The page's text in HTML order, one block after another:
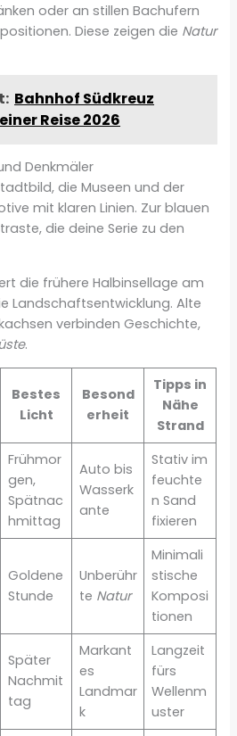
oder an stillen Bachufern
Diese zeigen die Natur
Bahnhof Südkreuz
Reise 2026
Denkmäler
die Museen und der
mit klaren Linien. Zur blauen
die deine Serie zu den
die frühere Halbinsellage am
Landschaftsentwicklung. Alte
verbinden Geschichte,
.
Bestes
Licht
Besond
erheit
Tipps in
Nähe
Strand
Frühmor
gen,
Spätnac
hmittag
Auto bis
Wasserk
ante
Stativ im
feuchte
n Sand
fixieren
Goldene
Stunde
Unberühr
te Natur
Minimali
stische
Komposi
tionen
Später
Nachmit
tag
Markant
es
Landmar
k
Langzeit
fürs
Wellenm
uster